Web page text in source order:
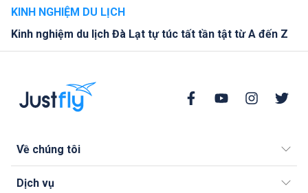
KINH NGHIỆM DU LỊCH
Kinh nghiệm du lịch Đà Lạt tự túc tất tần tật từ A đến Z
Về chúng tôi
Dịch vụ